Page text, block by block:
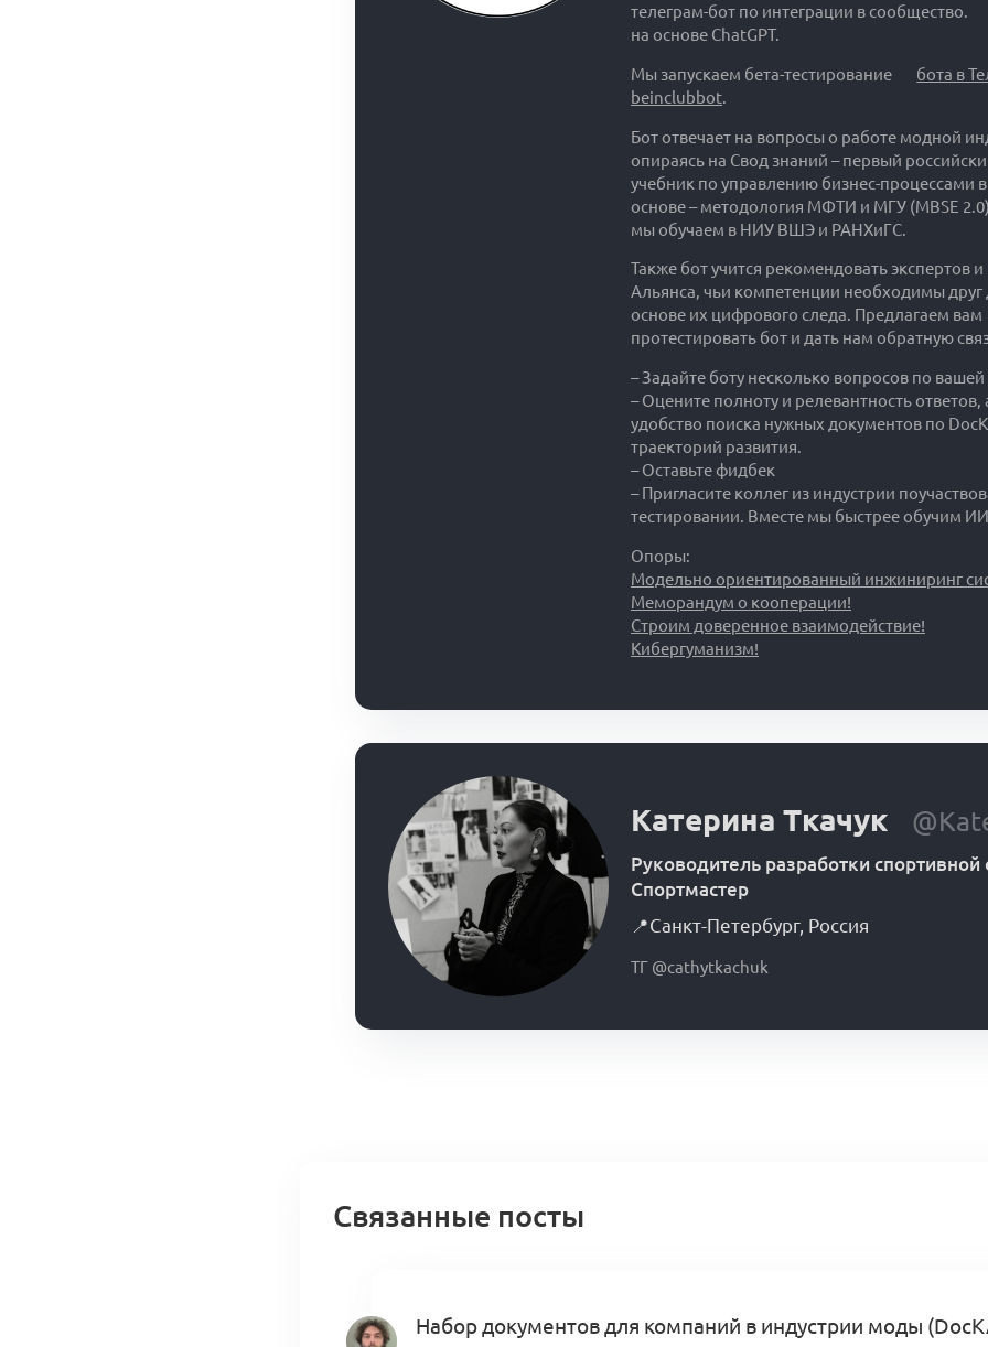
телеграм-бот по интеграции в сообщество.
на основе ChatGPT.
Мы запускаем бета-тестирование
бота в
beinclubbot.
Бот отвечает на вопросы о работе модной
опираясь на Свод знаний – первый
учебник по управлению бизнес-процессами
основе – методология МФТИ и МГУ (MBSE
мы обучаем в НИУ ВШЭ и РАНХиГС.
Также бот учится рекомендовать экспертов
Альянса, чьи компетенции необходимы друг
основе их цифрового следа. Предлагаем вам
протестировать бот и дать нам обратную
– Задайте боту несколько вопросов по вашей
– Оцените полноту и релевантность ответов,
удобство поиска нужных документов по
траекторий развития.
– Оставьте фидбек
– Пригласите коллег из индустрии
тестировании. Вместе мы быстрее обучим
Опоры:
Модельно ориентированный инжиниринг
Меморандум о кооперации!
Строим доверенное взаимодействие!
Кибергуманизм!
Катерина Ткачук
Руководитель разработки
Спортмастер
📍Санкт-Петербург, Россия
ТГ @cathytkachuk
Связанные посты
Набор документов для компаний в индустрии моды